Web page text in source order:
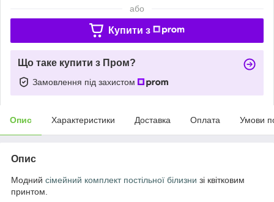
або
Купити з
Що таке купити з Пром?
Замовлення під захистом
Опис Характеристики Доставка Оплата Умови
Опис
Модний сімейний комплект постільної білизни зі квітковим
принтом.